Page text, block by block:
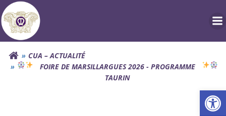
Aller
au
contenu
CUA – ACTUALITÉ
FOIRE DE MARSILLARGUES 2026 - PROGRAMME
TAURIN